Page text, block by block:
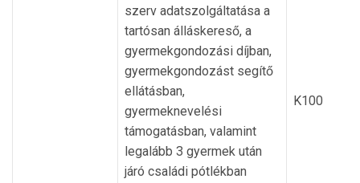
szerv adatszolgáltatása a
tartósan álláskereső, a
gyermekgondozási díjban,
gyermekgondozást segítő
ellátásban,
gyermeknevelési
támogatásban, valamint
legalább 3 gyermek után
járó családi pótlékban
K100